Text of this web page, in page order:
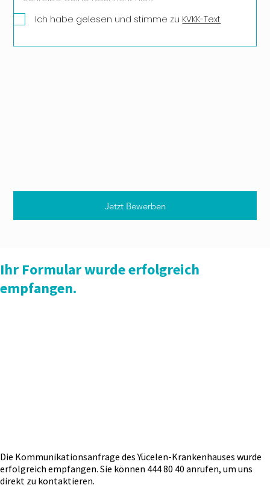
Ihr Formular wurde erfolgreich
empfangen.
Die Kommunikationsanfrage des Yücelen-Krankenhauses wurde
erfolgreich empfangen. Sie können 444 80 40 anrufen, um uns
direkt zu kontaktieren.
Jetzt Bewerben
Ich habe gelesen und stimme zu KVKK-Text